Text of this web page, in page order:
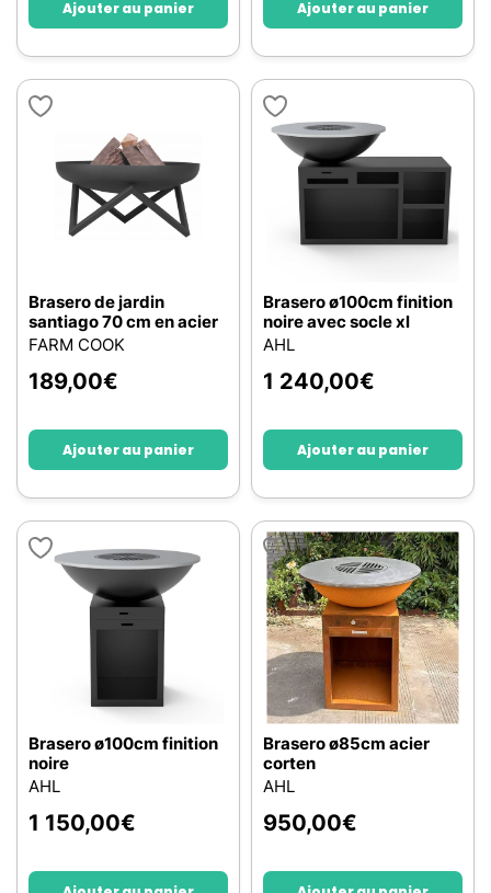
Ajouter au panier Ajouter au panier
Brasero de jardin
santiago 70 cm en acier
FARM COOK
189,00€
Ajouter au panier
Brasero ø100cm finition
noire avec socle xl
AHL
1 240,00€
Ajouter au panier
Brasero ø100cm finition
noire
AHL
1 150,00€
Brasero ø85cm acier
corten
AHL
950,00€